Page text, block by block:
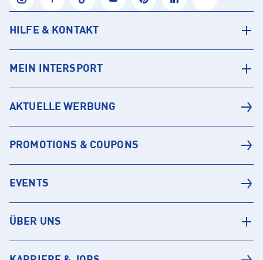
HILFE & KONTAKT
MEIN INTERSPORT
AKTUELLE WERBUNG
PROMOTIONS & COUPONS
EVENTS
ÜBER UNS